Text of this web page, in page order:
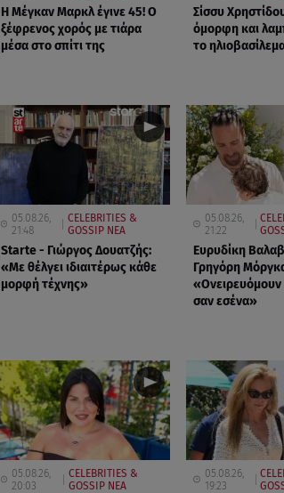
Η Μέγκαν Μαρκλ έγινε 45! Ο
ξέφρενος χορός με τιάρα
μέσα στο σπίτι της
Σίσσυ
όμορφη και
το
05.08.26,
21:48
CELEBRITIES &
GOSSIP ΝΕΑ
Starte - Γιώργος Δουατζής:
«Με θέλγει ιδιαιτέρως κάθε
μορφή τέχνης»
05.08.26,
21:22
Ευρυδίκη
Γρηγόρη
σαν εσένα»
05.08.26,
20:03
CELEBRITIES &
GOSSIP ΝΕΑ
05.08.26,
19:23